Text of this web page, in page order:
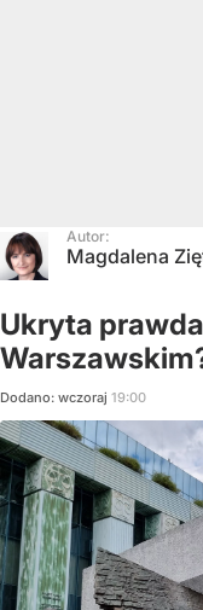
Autor:
Magdalena
Ukryta
Dodano: wczoraj 19:00